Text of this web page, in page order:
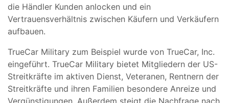
die Händler Kunden anlocken und ein
Vertrauensverhältnis zwischen Käufern und Verkäufern
aufbauen.
TrueCar Military zum Beispiel wurde von TrueCar, Inc.
eingeführt. TrueCar Military bietet Mitgliedern der US-
Streitkräfte im aktiven Dienst, Veteranen, Rentnern der
Streitkräfte und ihren Familien besondere Anreize und
Vergünstigungen. Außerdem steigt die Nachfrage nach